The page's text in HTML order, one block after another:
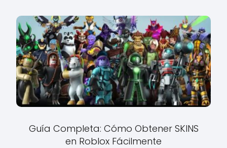
Guía Completa: Cómo Obtener SKINS
en Roblox Fácilmente